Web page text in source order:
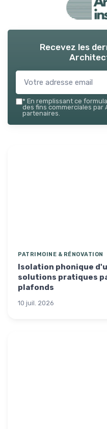
Recevez les
* En remplissant ce
des fins commerciales
partenaires.
PATRIMOINE & RÉNOVATION
Isolation phonique
solutions pratiques
plafonds
10 juil. 2026